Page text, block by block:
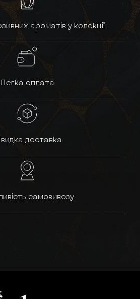
ароматів у колекції
Легка оплата
доставка
самовивозу